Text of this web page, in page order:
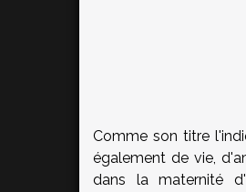
Comme son titre
également de vie,
dans la maternité